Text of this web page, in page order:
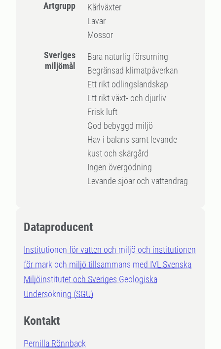
Artgrupp
Kärlväxter
Lavar
Mossor
Sveriges
miljömål
Bara naturlig försurning
Begränsad klimatpåverkan
Ett rikt odlingslandskap
Ett rikt växt- och djurliv
Frisk luft
God bebyggd miljö
Hav i balans samt levande
kust och skärgård
Ingen övergödning
Levande sjöar och vattendrag
Dataproducent
Institutionen för vatten och miljö och institutionen
för mark och miljö tillsammans med IVL Svenska
Miljöinstitutet och Sveriges Geologiska
Undersökning (SGU)
Kontakt
Pernilla Rönnback